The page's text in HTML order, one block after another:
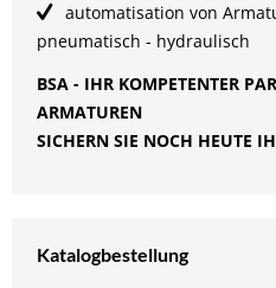
automatisation von
pneumatisch - hydraulisch
BSA - IHR KOMPETENTER
ARMATUREN
SICHERN SIE NOCH HEUTE
Katalogbestellung